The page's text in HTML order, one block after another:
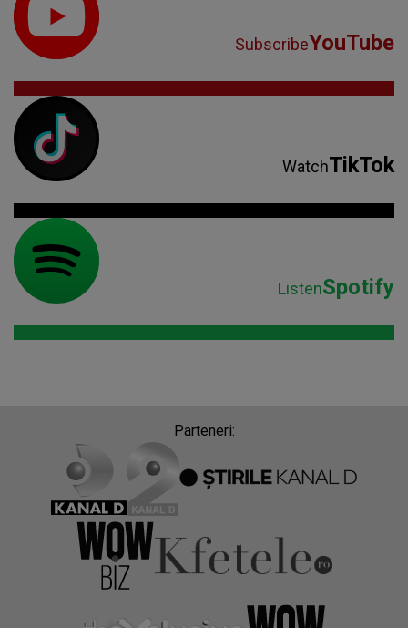
SubscribeYouTube
WatchTikTok
ListenSpotify
Parteneri: